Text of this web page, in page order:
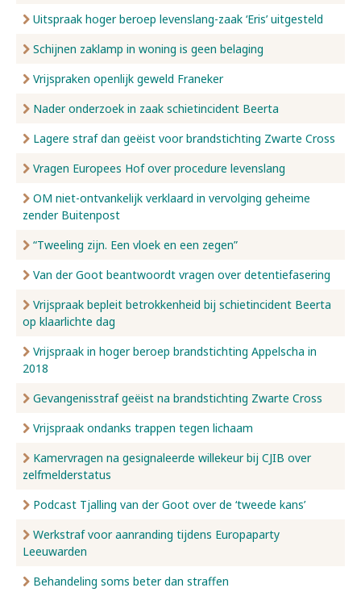
Uitspraak hoger beroep levenslang-zaak ‘Eris’ uitgesteld
Schijnen zaklamp in woning is geen belaging
Vrijspraken openlijk geweld Franeker
Nader onderzoek in zaak schietincident Beerta
Lagere straf dan geëist voor brandstichting Zwarte Cross
Vragen Europees Hof over procedure levenslang
OM niet-ontvankelijk verklaard in vervolging geheime
zender Buitenpost
“Tweeling zijn. Een vloek en een zegen”
Van der Goot beantwoordt vragen over detentiefasering
Vrijspraak bepleit betrokkenheid bij schietincident Beerta
op klaarlichte dag
Vrijspraak in hoger beroep brandstichting Appelscha in
2018
Gevangenisstraf geëist na brandstichting Zwarte Cross
Vrijspraak ondanks trappen tegen lichaam
Kamervragen na gesignaleerde willekeur bij CJIB over
zelfmelderstatus
Podcast Tjalling van der Goot over de ‘tweede kans’
Werkstraf voor aanranding tijdens Europaparty
Leeuwarden
Behandeling soms beter dan straffen